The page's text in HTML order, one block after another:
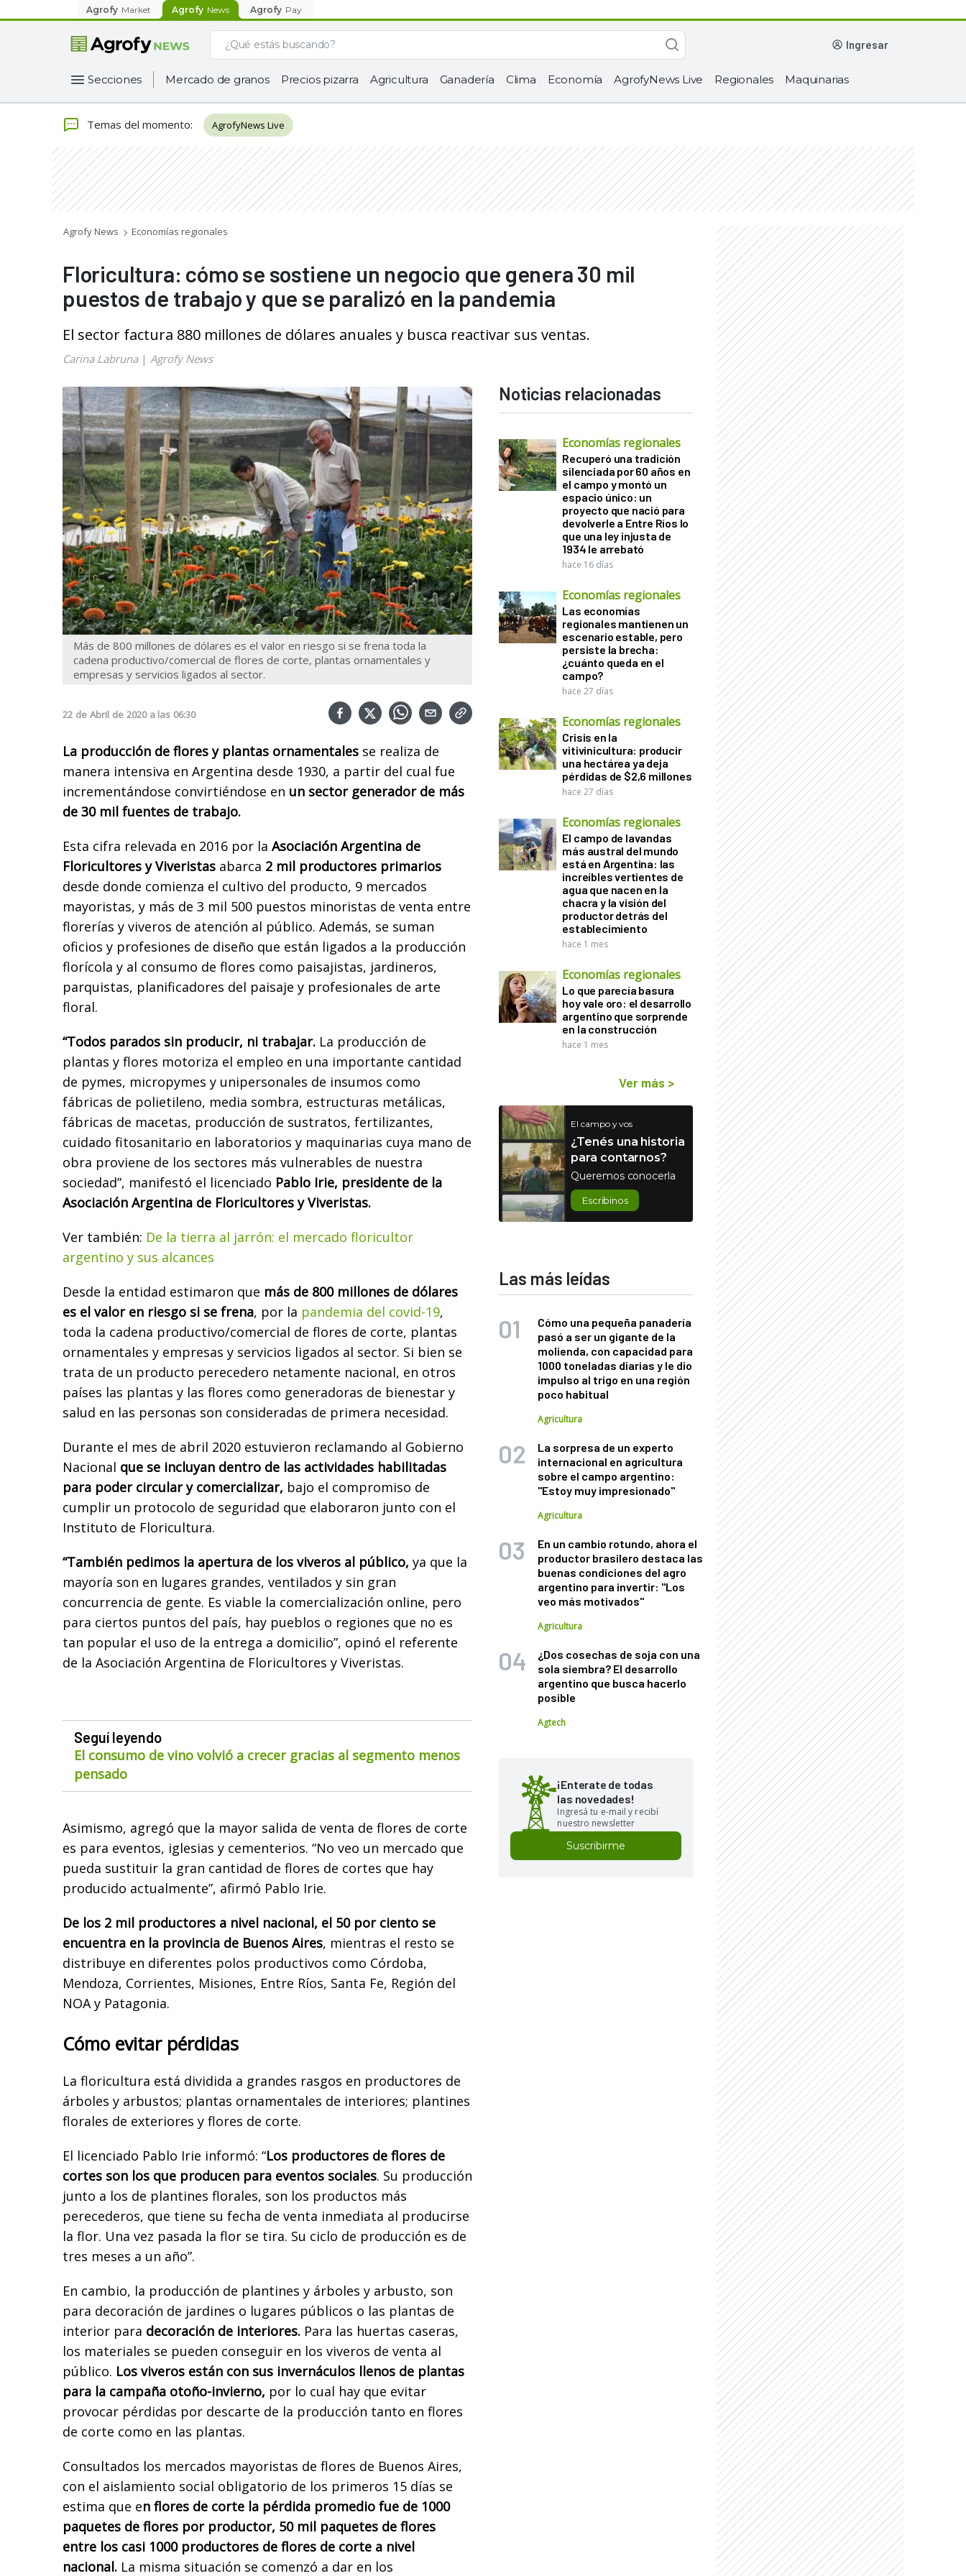
Agrofy Market Agrofy News Agrofy Pay
ingresar
Secciones Mercado de granos Precios pizarra Agricultura Ganadería Clima Economía AgrofyNews Live Regionales Maquinarias
Temas del momento: AgrofyNews Live
Agrofy News Economías regionales
Floricultura: cómo se sostiene un negocio que genera 30 mil
puestos de trabajo y que se paralizó en la pandemia
El sector factura 880 millones de dólares anuales y busca reactivar sus ventas.
Carina Labruna| Agrofy News
Más de 800 millones de dólares es el valor en riesgo si se frena toda la
cadena productivo/comercial de flores de corte, plantas ornamentales y
empresas y servicios ligados al sector.
22 de Abril de 2020 a las 06:30
La producción de flores y plantas ornamentales se realiza de
manera intensiva en Argentina desde 1930, a partir del cual fue
incrementándose convirtiéndose en un sector generador de más
de 30 mil fuentes de trabajo.
Esta cifra relevada en 2016 por la Asociación Argentina de
Floricultores y Viveristas abarca 2 mil productores primarios
desde donde comienza el cultivo del producto, 9 mercados
mayoristas, y más de 3 mil 500 puestos minoristas de venta entre
florerías y viveros de atención al público. Además, se suman
oficios y profesiones de diseño que están ligados a la producción
florícola y al consumo de flores como paisajistas, jardineros,
parquistas, planificadores del paisaje y profesionales de arte
floral.
“Todos parados sin producir, ni trabajar. La producción de
plantas y flores motoriza el empleo en una importante cantidad
de pymes, micropymes y unipersonales de insumos como
fábricas de polietileno, media sombra, estructuras metálicas,
fábricas de macetas, producción de sustratos, fertilizantes,
cuidado fitosanitario en laboratorios y maquinarias cuya mano de
obra proviene de los sectores más vulnerables de nuestra
sociedad”, manifestó el licenciado Pablo Irie, presidente de la
Asociación Argentina de Floricultores y Viveristas.
Ver también: De la tierra al jarrón: el mercado floricultor
argentino y sus alcances
Desde la entidad estimaron que más de 800 millones de dólares
es el valor en riesgo si se frena, por la pandemia del covid-19,
toda la cadena productivo/comercial de flores de corte, plantas
ornamentales y empresas y servicios ligados al sector. Si bien se
trata de un producto perecedero netamente nacional, en otros
países las plantas y las flores como generadoras de bienestar y
salud en las personas son consideradas de primera necesidad.
Durante el mes de abril 2020 estuvieron reclamando al Gobierno
Nacional que se incluyan dentro de las actividades habilitadas
para poder circular y comercializar, bajo el compromiso de
cumplir un protocolo de seguridad que elaboraron junto con el
Instituto de Floricultura.
“También pedimos la apertura de los viveros al público, ya que la
mayoría son en lugares grandes, ventilados y sin gran
concurrencia de gente. Es viable la comercialización online, pero
para ciertos puntos del país, hay pueblos o regiones que no es
tan popular el uso de la entrega a domicilio”, opinó el referente
de la Asociación Argentina de Floricultores y Viveristas.
Seguí leyendo
El consumo de vino volvió a crecer gracias al segmento menos
pensado
Asimismo, agregó que la mayor salida de venta de flores de corte
es para eventos, iglesias y cementerios. “No veo un mercado que
pueda sustituir la gran cantidad de flores de cortes que hay
producido actualmente”, afirmó Pablo Irie.
De los 2 mil productores a nivel nacional, el 50 por ciento se
encuentra en la provincia de Buenos Aires, mientras el resto se
distribuye en diferentes polos productivos como Córdoba,
Mendoza, Corrientes, Misiones, Entre Ríos, Santa Fe, Región del
NOA y Patagonia.
Cómo evitar pérdidas
La floricultura está dividida a grandes rasgos en productores de
árboles y arbustos; plantas ornamentales de interiores; plantines
florales de exteriores y flores de corte.
El licenciado Pablo Irie informó: “Los productores de flores de
cortes son los que producen para eventos sociales. Su producción
junto a los de plantines florales, son los productos más
perecederos, que tiene su fecha de venta inmediata al producirse
la flor. Una vez pasada la flor se tira. Su ciclo de producción es de
tres meses a un año”.
En cambio, la producción de plantines y árboles y arbusto, son
para decoración de jardines o lugares públicos o las plantas de
interior para decoración de interiores. Para las huertas caseras,
los materiales se pueden conseguir en los viveros de venta al
público. Los viveros están con sus invernáculos llenos de plantas
para la campaña otoño-invierno, por lo cual hay que evitar
provocar pérdidas por descarte de la producción tanto en flores
de corte como en las plantas.
Consultados los mercados mayoristas de flores de Buenos Aires,
con el aislamiento social obligatorio de los primeros 15 días se
estima que en flores de corte la pérdida promedio fue de 1000
paquetes de flores por productor, 50 mil paquetes de flores
entre los casi 1000 productores de flores de corte a nivel
nacional. La misma situación se comenzó a dar en los
Noticias relacionadas
Economías regionales
Recuperó una tradición
silenciada por 60 años en
el campo y montó un
espacio único: un
proyecto que nació para
devolverle a Entre Ríos lo
que una ley injusta de
1934 le arrebató
hace 16 días
Economías regionales
Las economías
regionales mantienen un
escenario estable, pero
persiste la brecha:
¿cuánto queda en el
campo?
hace 27 días
Economías regionales
Crisis en la
vitivinicultura: producir
una hectárea ya deja
pérdidas de $2,6 millones
hace 27 días
Economías regionales
El campo de lavandas
más austral del mundo
está en Argentina: las
increíbles vertientes de
agua que nacen en la
chacra y la visión del
productor detrás del
establecimiento
hace 1 mes
Economías regionales
Lo que parecía basura
hoy vale oro: el desarrollo
argentino que sorprende
en la construcción
hace 1 mes
Ver más >
El campo y vos
¿Tenés una historia
para contarnos?
Queremos conocerla
Escribinos
Las más leídas
Cómo una pequeña panadería
pasó a ser un gigante de la
molienda, con capacidad para
1000 toneladas diarias y le dio
impulso al trigo en una región
poco habitual
Agricultura
La sorpresa de un experto
internacional en agricultura
sobre el campo argentino:
"Estoy muy impresionado"
Agricultura
En un cambio rotundo, ahora el
productor brasilero destaca las
buenas condiciones del agro
argentino para invertir: "Los
veo más motivados"
Agricultura
¿Dos cosechas de soja con una
sola siembra? El desarrollo
argentino que busca hacerlo
posible
Agtech
¡Enterate de todas
las novedades!
Ingresá tu e-mail y recibí
nuestro newsletter
Suscribirme